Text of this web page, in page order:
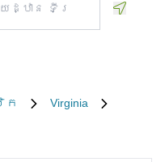
ក
Virginia